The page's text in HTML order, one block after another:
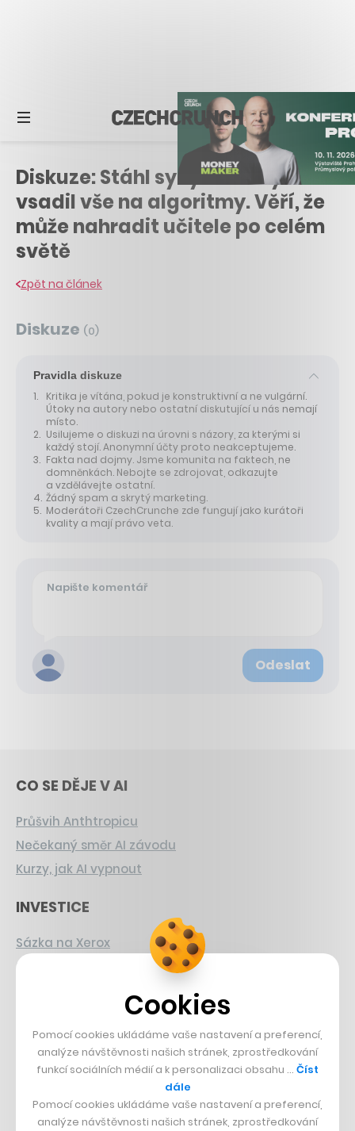
Diskuze: Stáhl syny ze školy a
vsadil vše na algoritmy. Věří, že
může nahradit učitele po celém
světě
Zpět na článek
Diskuze (0)
Pravidla diskuze
Kritika je vítána, pokud je konstruktivní a ne vulgární.
Útoky na autory nebo ostatní diskutující u nás nemají
místo.
Usilujeme o diskuzi na úrovni s názory, za kterými si
každý stojí. Anonymní účty proto neakceptujeme.
Fakta nad dojmy. Jsme komunita na faktech, ne
domněnkách. Nebojte se zdrojovat, odkazujte
a vzdělávejte ostatní.
Žádný spam a skrytý marketing.
Moderátoři CzechCrunche zde fungují jako kurátoři
kvality a mají právo veta.
Odeslat
CO SE DĚJE V AI
Průšvih Anthtropicu
Nečekaný směr AI závodu
Kurzy, jak AI vypnout
INVESTICE
Sázka na Xerox
Strnad v Pirelli
PŘÍBĚHY Z GASTRA
Boční projekt, co se zvrtnul
Francouzský šéfkuchař na Šumavě
Dva golfisti, co pečou
Cookies
Pomocí cookies ukládáme vaše nastavení a preferencí,
analýze návštěvnosti našich stránek, zprostředkování
funkcí sociálních médií a k personalizaci obsahu … Číst
dále
Pomocí cookies ukládáme vaše nastavení a preferencí,
analýze návštěvnosti našich stránek, zprostředkování